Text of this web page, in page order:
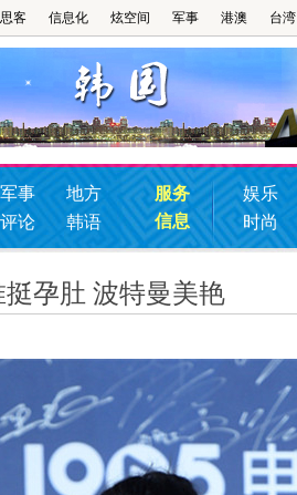
思客 信息化 炫空间 军事 港澳 台湾
军事
地方
评论 韩语
服务
信息
娱乐
时尚
孕肚 波特曼美艳